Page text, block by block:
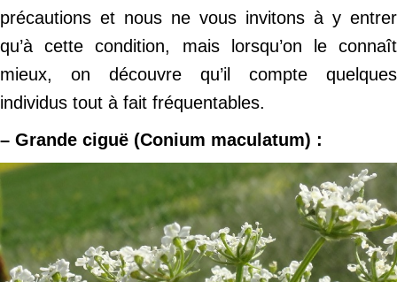
précautions et nous ne vous invitons à y entrer
qu’à cette condition, mais lorsqu’on le connaît
mieux, on découvre qu’il compte quelques
individus tout à fait fréquentables.
– Grande ciguë (Conium maculatum) :